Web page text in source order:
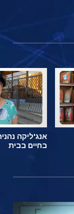
אנג'ליקה
בחיים בבית